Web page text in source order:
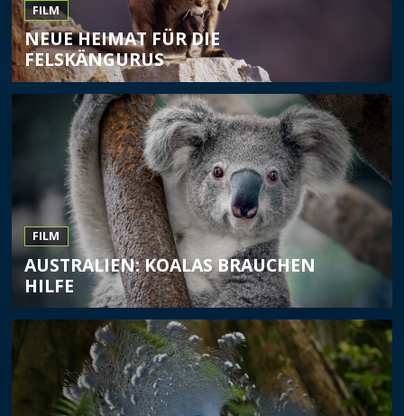
FILM
NEUE HEIMAT FÜR DIE
FELSKÄNGURUS
FILM
AUSTRALIEN: KOALAS BRAUCHEN
HILFE